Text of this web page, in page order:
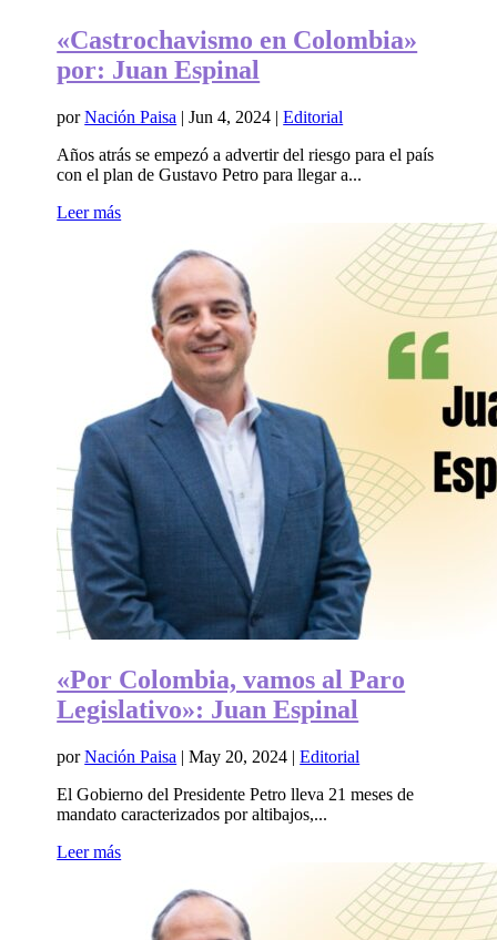
«Castrochavismo en Colombia»
por: Juan Espinal
porNación Paisa |Jun 4, 2024 |Editorial
Años atrás se empezó a advertir del riesgo para el país
con el plan de Gustavo Petro para llegar a...
Leer más
«Por Colombia, vamos al Paro
Legislativo»: Juan Espinal
porNación Paisa |May 20, 2024 |Editorial
El Gobierno del Presidente Petro lleva 21 meses de
mandato caracterizados por altibajos,...
Leer más